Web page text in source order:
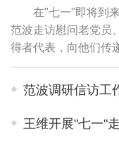
在"七一"即将到
范波走访慰问老党员
得者代表，向他们传
员和党务工作者致以
革命工作，期颐之年
范波调研信访工
王维开展"七一"